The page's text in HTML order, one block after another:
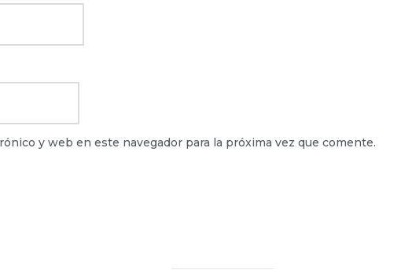
y web en este navegador para la próxima vez que comente.